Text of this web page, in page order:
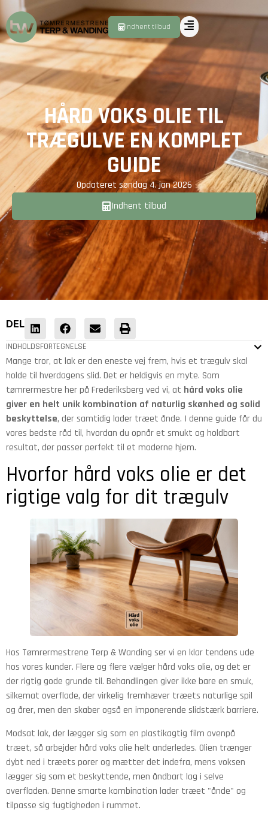
Indhent tilbud
HÅRD VOKS OLIE TIL
TRÆGULVE EN KOMPLET
GUIDE
Opdateret søndag 4. jan 2026
Indhent tilbud
DEL
INDHOLDSFORTEGNELSE
Mange tror, at lak er den eneste vej frem, hvis et trægulv skal
holde til hverdagens slid. Det er heldigvis en myte. Som
tømrermestre her på Frederiksberg ved vi, at hård voks olie
giver en helt unik kombination af naturlig skønhed og solid
beskyttelse, der samtidig lader træet ånde. I denne guide får du
vores bedste råd til, hvordan du opnår et smukt og holdbart
resultat, der passer perfekt til et moderne hjem.
Hvorfor hård voks olie er det
rigtige valg for dit trægulv
Hos Tømrermestrene Terp & Wanding ser vi en klar tendens ude
hos vores kunder. Flere og flere vælger hård voks olie, og det er
der rigtig gode grunde til. Behandlingen giver ikke bare en smuk,
silkemat overflade, der virkelig fremhæver træets naturlige spil
og årer, men den skaber også en imponerende slidstærk barriere.
Modsat lak, der lægger sig som en plastikagtig film ovenpå
træet, så arbejder hård voks olie helt anderledes. Olien trænger
dybt ned i træets porer og mætter det indefra, mens voksen
lægger sig som et beskyttende, men åndbart lag i selve
overfladen. Denne smarte kombination lader træet "ånde" og
tilpasse sig fugtigheden i rummet.